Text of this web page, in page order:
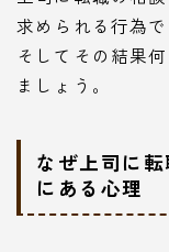
求められる行為
そしてその結果
ましょう。
なぜ上司に
にある心理